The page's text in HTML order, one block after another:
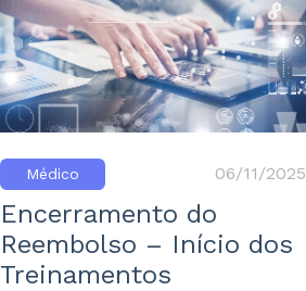
Médico 06/11/2025
Encerramento do
Reembolso – Início dos
Treinamentos